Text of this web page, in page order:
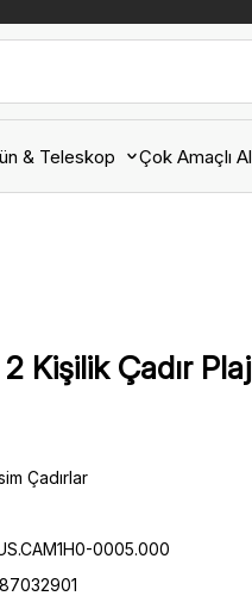
& Teleskop Çok Amaçlı
Kişilik Çadır Plaj
Çadırlar
0005.000